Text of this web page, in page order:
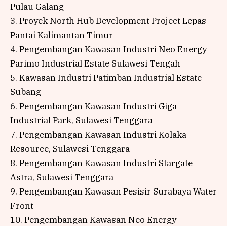
Pulau Galang
3. Proyek North Hub Development Project Lepas
Pantai Kalimantan Timur
4. Pengembangan Kawasan Industri Neo Energy
Parimo Industrial Estate Sulawesi Tengah
5. Kawasan Industri Patimban Industrial Estate
Subang
6. Pengembangan Kawasan Industri Giga
Industrial Park, Sulawesi Tenggara
7. Pengembangan Kawasan Industri Kolaka
Resource, Sulawesi Tenggara
8. Pengembangan Kawasan Industri Stargate
Astra, Sulawesi Tenggara
9. Pengembangan Kawasan Pesisir Surabaya Water
Front
10. Pengembangan Kawasan Neo Energy